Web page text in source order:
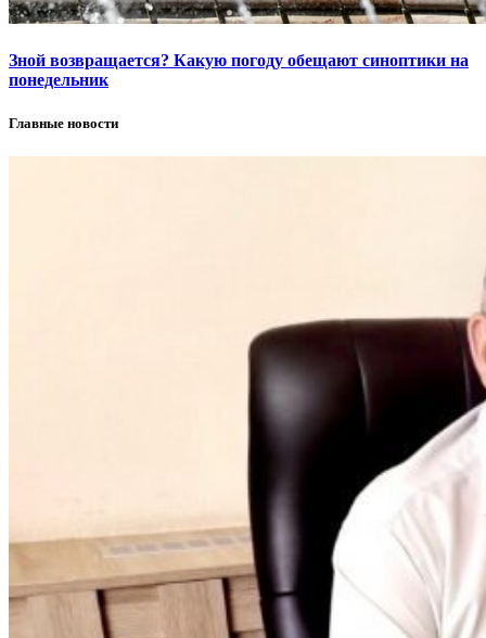
Зной возвращается? Какую погоду обещают синоптики на
понедельник
Главные новости